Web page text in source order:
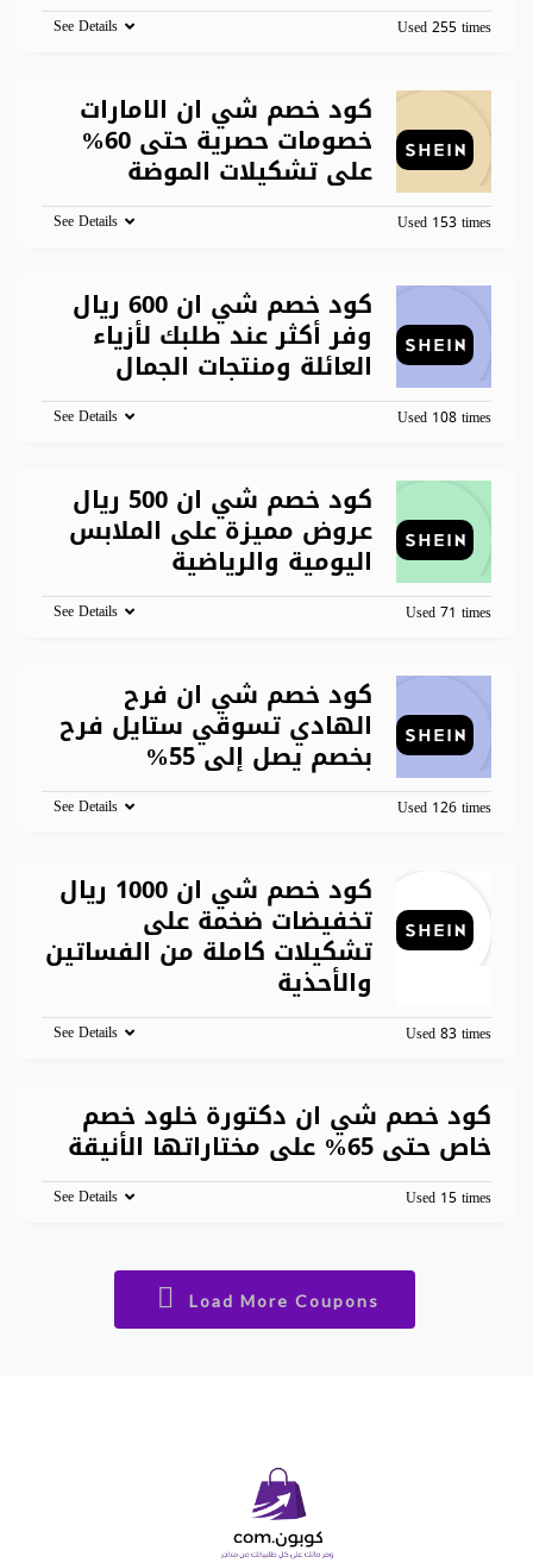
Used 255 times
See Details
كود خصم شي ان الامارات
خصومات حصرية حتى 60%
على تشكيلات الموضة
Used 153 times
See Details
كود خصم شي ان 600 ريال
وفر أكثر عند طلبك لأزياء
العائلة ومنتجات الجمال
Used 108 times
See Details
كود خصم شي ان 500 ريال
عروض مميزة على الملابس
اليومية والرياضية
Used 71 times
See Details
كود خصم شي ان فرح
الهادي تسوقي ستايل فرح
بخصم يصل إلى 55%
Used 126 times
See Details
كود خصم شي ان 1000 ريال
تخفيضات ضخمة على
تشكيلات كاملة من الفساتين
والأحذية
Used 83 times
See Details
كود خصم شي ان دكتورة خلود خصم
خاص حتى 65% على مختاراتها الأنيقة
Used 15 times
See Details
Load More Coupons